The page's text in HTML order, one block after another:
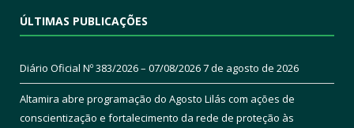
ÚLTIMAS PUBLICAÇÕES
Diário Oficial Nº 383/2026 – 07/08/20267 de agosto de 2026
Altamira abre programação do Agosto Lilás com ações de
conscientização e fortalecimento da rede de proteção às